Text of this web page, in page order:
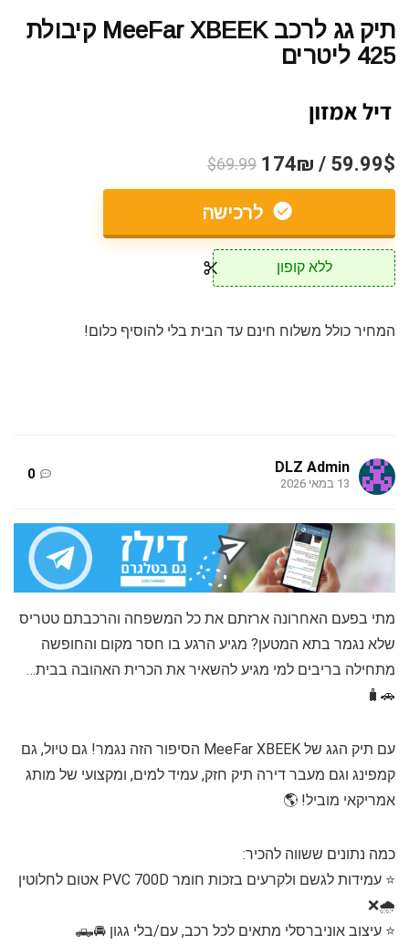
תיק גג לרכב MeeFar XBEEK קיבולת
425 ליטרים
59.99$ / 174₪
$69.99
לרכישה
ללא קופון
המחיר כולל משלוח חינם עד הבית בלי להוסיף כלום!
DLZ Admin
13 במאי 2026
0
מתי בפעם האחרונה ארזתם את כל המשפחה והרכבתם טטריס
שלא נגמר בתא המטען? מגיע הרגע בו חסר מקום והחופשה
מתחילה בריבים למי מגיע להשאיר את הכרית האהובה בבית…
🚗🧳
עם תיק הגג של MeeFar XBEEK הסיפור הזה נגמר! גם טיול, גם
קמפינג וגם מעבר דירה תיק חזק, עמיד למים, ומקצועי של מותג
אמריקאי מוביל! 🌎
כמה נתונים ששווה להכיר:
⭐ עמידות לגשם ולקרעים בזכות חומר PVC 700D אטום לחלוטין
🌧️❌
⭐ עיצוב אוניברסלי מתאים לכל רכב, עם/בלי גגון 🚘🛻